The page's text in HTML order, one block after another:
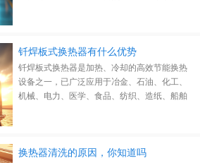
钎焊板式换热器有什么优势
钎焊板式换热器是加热、冷却的高效节能换热
设备之一，已广泛应用于冶金、石油、化工、
机械、电力、医学、食品、纺织、造纸、船舶
换热器清洗的原因，你知道吗